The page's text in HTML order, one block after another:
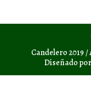
Candelero 2019
Diseñado